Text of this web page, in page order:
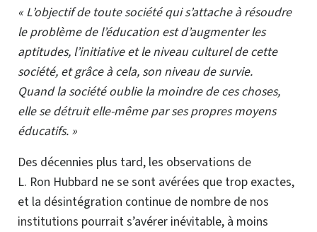
« L’objectif de toute société qui s’attache à résoudre
le problème de l’éducation est d’augmenter les
aptitudes, l’initiative et le niveau culturel de cette
société, et grâce à cela, son niveau de survie.
Quand la société oublie la moindre de ces choses,
elle se détruitelle-mêmepar ses propres moyens
éducatifs. »
Des décennies plus tard, les observations de
L. Ron Hubbard ne se sont avérées que trop exactes,
et la désintégration continue de nombre de nos
institutions pourrait s’avérer inévitable, à moins